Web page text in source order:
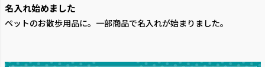
名入れ始めました
ペットのお散歩用品に。一部商品で名入れが始まりました。